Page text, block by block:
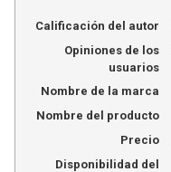
Calificación del autor
Opiniones de los
usuarios
Nombre de la marca
Nombre del producto
Precio
Disponibilidad del